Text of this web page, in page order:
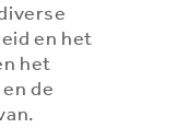
en het
het
de